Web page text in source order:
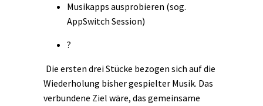
Musikapps ausprobieren (sog.
AppSwitch Session)
?
Die ersten drei Stücke bezogen sich auf die
Wiederholung bisher gespielter Musik. Das
verbundene Ziel wäre, das gemeinsame